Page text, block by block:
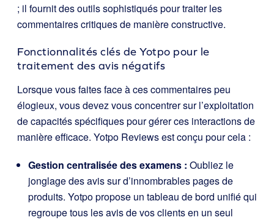
; il fournit des outils sophistiqués pour traiter les
commentaires critiques de manière constructive.
Fonctionnalités clés de Yotpo pour le
traitement des avis négatifs
Lorsque vous faites face à ces commentaires peu
élogieux, vous devez vous concentrer sur l’exploitation
de capacités spécifiques pour gérer ces interactions de
manière efficace. Yotpo Reviews est conçu pour cela :
Gestion centralisée des examens : Oubliez le
jonglage des avis sur d’innombrables pages de
produits. Yotpo propose un tableau de bord unifié qui
regroupe tous les avis de vos clients en un seul